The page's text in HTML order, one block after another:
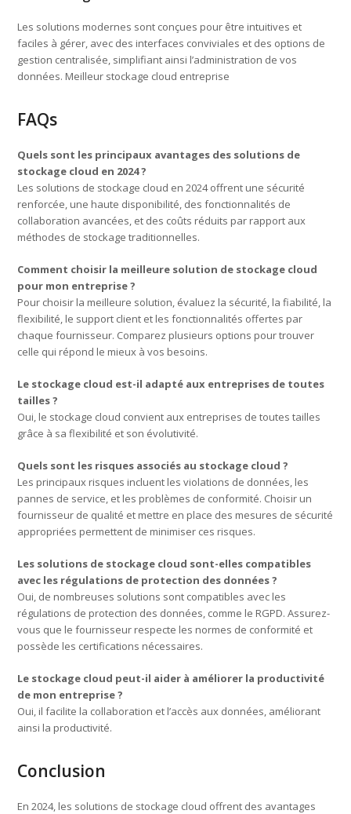
Les solutions modernes sont conçues pour être intuitives et
faciles à gérer, avec des interfaces conviviales et des options de
gestion centralisée, simplifiant ainsi l’administration de vos
données. Meilleur stockage cloud entreprise
FAQs
Quels sont les principaux avantages des solutions de
stockage cloud en 2024 ?
Les solutions de stockage cloud en 2024 offrent une sécurité
renforcée, une haute disponibilité, des fonctionnalités de
collaboration avancées, et des coûts réduits par rapport aux
méthodes de stockage traditionnelles.
Comment choisir la meilleure solution de stockage cloud
pour mon entreprise ?
Pour choisir la meilleure solution, évaluez la sécurité, la fiabilité, la
flexibilité, le support client et les fonctionnalités offertes par
chaque fournisseur. Comparez plusieurs options pour trouver
celle qui répond le mieux à vos besoins.
Le stockage cloud est-il adapté aux entreprises de toutes
tailles ?
Oui, le stockage cloud convient aux entreprises de toutes tailles
grâce à sa flexibilité et son évolutivité.
Quels sont les risques associés au stockage cloud ?
Les principaux risques incluent les violations de données, les
pannes de service, et les problèmes de conformité. Choisir un
fournisseur de qualité et mettre en place des mesures de sécurité
appropriées permettent de minimiser ces risques.
Les solutions de stockage cloud sont-elles compatibles
avec les régulations de protection des données ?
Oui, de nombreuses solutions sont compatibles avec les
régulations de protection des données, comme le RGPD. Assurez-
vous que le fournisseur respecte les normes de conformité et
possède les certifications nécessaires.
Le stockage cloud peut-il aider à améliorer la productivité
de mon entreprise ?
Oui, il facilite la collaboration et l’accès aux données, améliorant
ainsi la productivité.
Conclusion
En 2024, les solutions de stockage cloud offrent des avantages